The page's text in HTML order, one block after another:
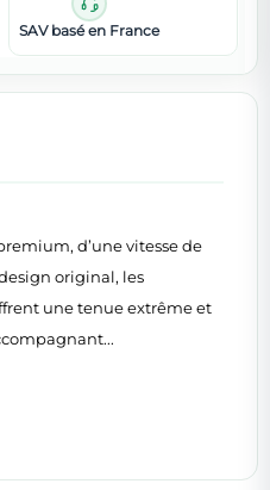
SAV basé en France
d’une vitesse de
original, les
une tenue extrême et